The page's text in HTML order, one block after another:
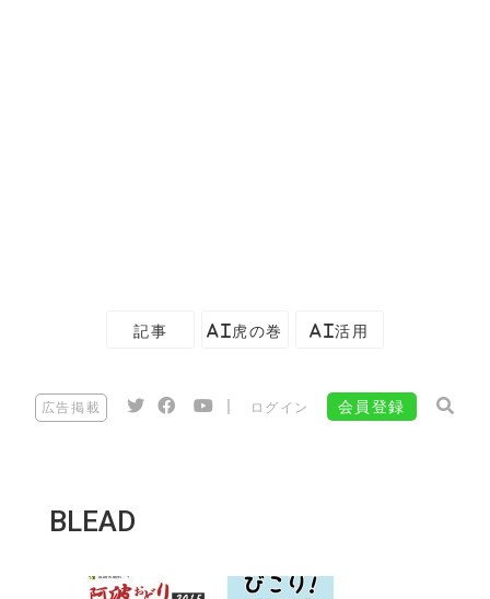
記事 AI虎の巻 AI活用
広告掲載 ログイン 会員登録
BLEAD